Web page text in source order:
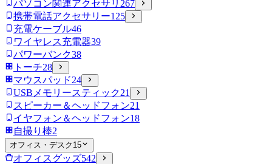
パソコン関連アクセサリ 267
携帯電話アクセサリー125
充電ケーブル46
ワイヤレス充電器39
パワーバンク38
トーチ28
マウスパッド24
USBメモリースティック21
スピーカー＆ヘッドフォン21
イヤフォン＆ヘッドフォン18
自撮り棒2
オフィス・デスク 15
オフィスグッズ542